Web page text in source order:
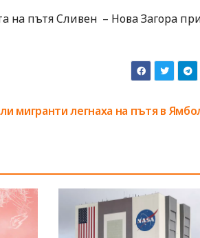
на пътя Сливен – Нова Загора
мигранти легнаха на пътя в